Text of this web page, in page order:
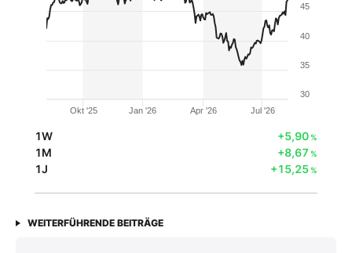
Okt '25 Jan '26 Apr '26 Jul '26
30
35
40
45
1W +5,90%
1M +8,67 %
1J +15,25%
WEITERFÜHRENDE BEITRÄGE